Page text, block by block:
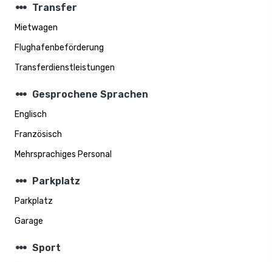
steppers Transfer
Mietwagen
Flughafenbeförderung
Transferdienstleistungen
steppers Gesprochene Sprachen
Englisch
Französisch
Mehrsprachiges Personal
steppers Parkplatz
Parkplatz
Garage
steppers Sport